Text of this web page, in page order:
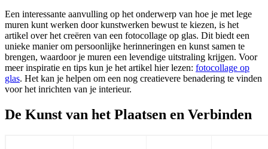
Een interessante aanvulling op het onderwerp van hoe je met lege
muren kunt werken door kunstwerken bewust te kiezen, is het
artikel over het creëren van een fotocollage op glas. Dit biedt een
unieke manier om persoonlijke herinneringen en kunst samen te
brengen, waardoor je muren een levendige uitstraling krijgen. Voor
meer inspiratie en tips kun je het artikel hier lezen: fotocollage op
glas. Het kan je helpen om een nog creatievere benadering te vinden
voor het inrichten van je interieur.
De Kunst van het Plaatsen en Verbinden